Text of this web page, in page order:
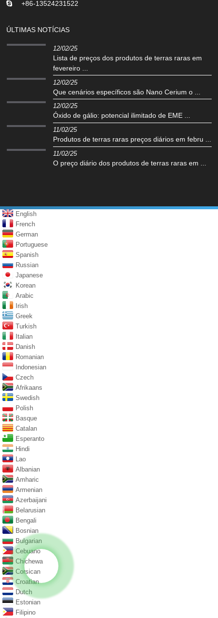
+86-13524231522
ÚLTIMAS NOTÍCIAS
12/02/25
Lista de preços dos produtos de terras raras em
fevereiro ...
12/02/25
Que cenários específicos são Nano Cerium o ...
12/02/25
Óxido de gálio: potencial ilimitado de EME ...
11/02/25
Produtos de terras raras preços diários em febru ...
11/02/25
O preço diário dos produtos de terras raras em ...
English
French
German
Portuguese
Spanish
Russian
Japanese
Korean
Arabic
Irish
Greek
Turkish
Italian
Danish
Romanian
Indonesian
Czech
Afrikaans
Swedish
Polish
Basque
Catalan
Esperanto
Hindi
Lao
Albanian
Amharic
Armenian
Azerbaijani
Belarusian
Bengali
Bosnian
Bulgarian
Cebuano
Chichewa
Corsican
Croatian
Dutch
Estonian
Filipino